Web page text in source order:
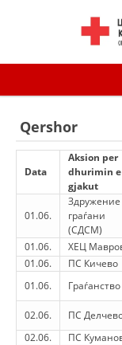
Qershor
Data
Aksion per
dhurimin e
gjakut
01.06.
Здружение
граѓани
(СДСМ)
01.06.
ХЕЦ
01.06.
ПС Кичево
01.06.
Граѓанство
02.06.
ПС
02.06.
ПС